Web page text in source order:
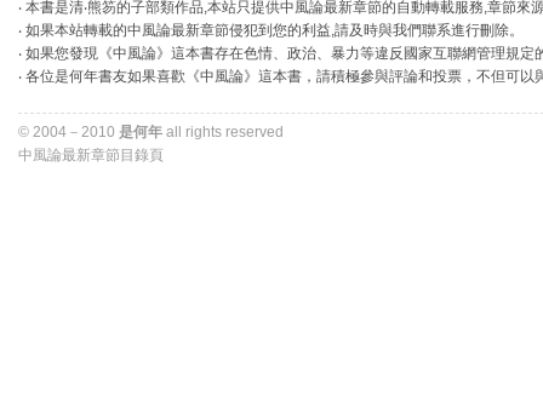
‧ 本書是清‧熊笏的子部類作品,本站只提供中風論最新章節的自動轉載服務,章節來
‧ 如果本站轉載的中風論最新章節侵犯到您的利益,請及時與我們聯系進行刪除。
‧ 如果您發現《中風論》這本書存在色情、政治、暴力等違反國家互聯網管理規
‧ 各位是何年書友如果喜歡《中風論》這本書，請積極參與評論和投票，不但可
© 2004－2010 是何年 all rights reserved
中風論最新章節目錄頁